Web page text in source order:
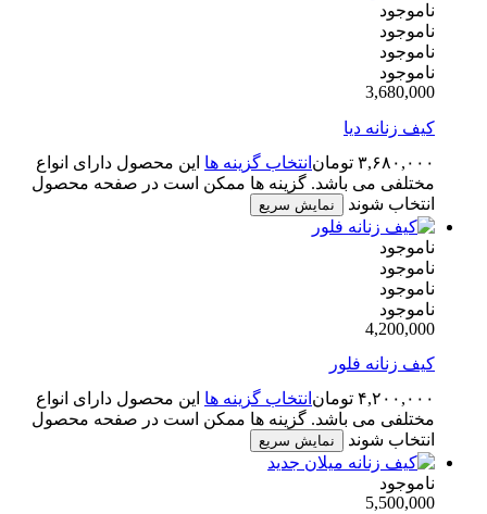
ناموجود
ناموجود
ناموجود
ناموجود
3,680,000
کیف زنانه دیا
۳,۶۸۰,۰۰۰ تومانانتخاب گزینه ها این محصول دارای انواع
مختلفی می باشد. گزینه ها ممکن است در صفحه محصول
انتخاب شوند نمایش سریع
ناموجود
ناموجود
ناموجود
ناموجود
4,200,000
کیف زنانه فلور
۴,۲۰۰,۰۰۰ تومانانتخاب گزینه ها این محصول دارای انواع
مختلفی می باشد. گزینه ها ممکن است در صفحه محصول
انتخاب شوند نمایش سریع
ناموجود
5,500,000